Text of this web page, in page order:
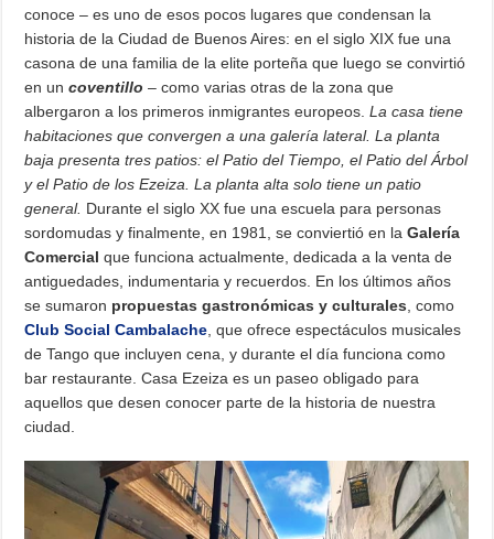
conoce – es uno de esos pocos lugares que condensan la
historia de la Ciudad de Buenos Aires: en el siglo XIX fue una
casona de una familia de la elite porteña que luego se convirtió
en uncoventillo – como varias otras de la zona que
albergaron a los primeros inmigrantes europeos.La casa tiene
habitaciones que convergen a una galería lateral. La planta
baja presenta tres patios: el Patio del Tiempo, el Patio del Árbol
y el Patio de los Ezeiza. La planta alta solo tiene un patio
general. Durante el siglo XX fue una escuela para personas
sordomudas y finalmente, en 1981, se conviertió en laGalería
Comercial que funciona actualmente, dedicada a la venta de
antiguedades, indumentaria y recuerdos. En los últimos años
se sumaron propuestas gastronómicas y culturales , como
Club Social Cambalache , que ofrece espectáculos musicales
de Tango que incluyen cena, y durante el día funciona como
bar restaurante. Casa Ezeiza es un paseo obligado para
aquellos que desen conocer parte de la historia de nuestra
ciudad.